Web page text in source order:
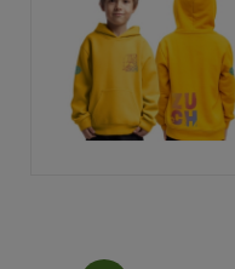
Przejdź do produktu